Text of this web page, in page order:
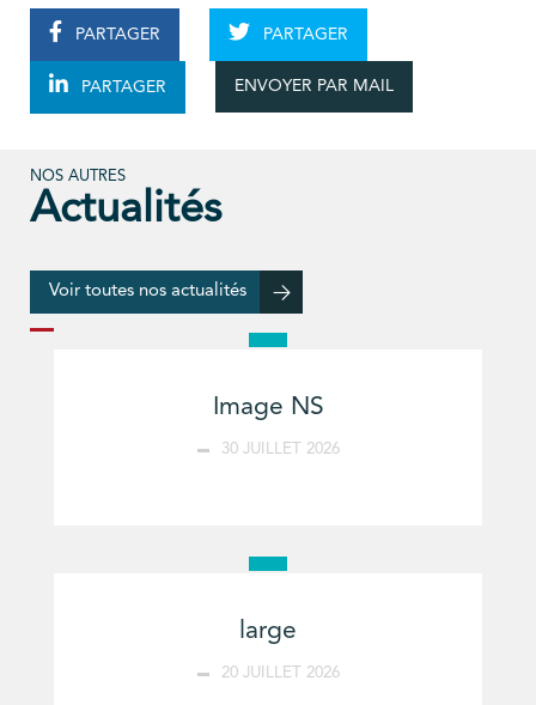
PARTAGER PARTAGER
PARTAGER ENVOYER PAR MAIL
NOS AUTRES
Actualités
Voir toutes nos actualités
Image NS
30 JUILLET 2026
large
20 JUILLET 2026